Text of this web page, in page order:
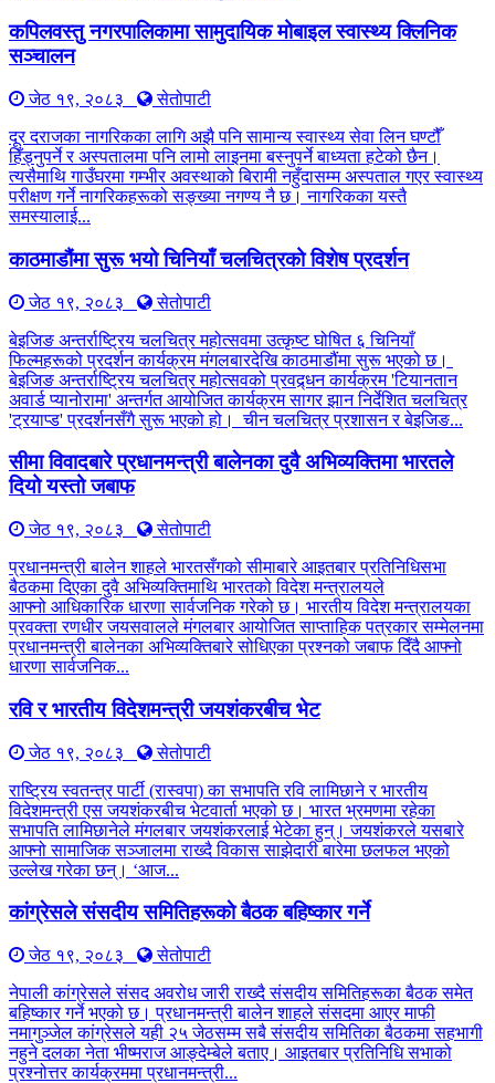
कपिलवस्तु नगरपालिकामा सामुदायिक मोबाइल स्वास्थ्य क्लिनिक
सञ्चालन
जेठ १९, २०८३
सेतोपाटी
दूर दराजका नागरिकका लागि अझै पनि सामान्य स्वास्थ्य सेवा लिन घण्टौँ
हिँड्नुपर्ने र अस्पतालमा पनि लामो लाइनमा बस्नुपर्ने बाध्यता हटेको छैन।
त्यसैमाथि गाउँघरमा गम्भीर अवस्थाको बिरामी नहुँदासम्म अस्पताल गएर स्वास्थ्य
परीक्षण गर्ने नागरिकहरूको सङ्ख्या नगण्य नै छ। नागरिकका यस्तै
समस्यालाई...
काठमाडौंमा सुरू भयो चिनियाँ चलचित्रको विशेष प्रदर्शन
जेठ १९, २०८३
सेतोपाटी
बेइजिङ अन्तर्राष्ट्रिय चलचित्र महोत्सवमा उत्कृष्ट घोषित ६ चिनियाँ
फिल्महरूको प्रदर्शन कार्यक्रम मंगलबारदेखि काठमाडौंमा सुरू भएको छ।
बेइजिङ अन्तर्राष्ट्रिय चलचित्र महोत्सवको प्रवद्र्धन कार्यक्रम 'टियानतान
अवार्ड प्यानोरामा' अन्तर्गत आयोजित कार्यक्रम सागर झान निर्देशित चलचित्र
'ट्रयाप्ड' प्रदर्शनसँगै सुरू भएको हो। चीन चलचित्र प्रशासन र बेइजिङ...
सीमा विवादबारे प्रधानमन्त्री बालेनका दुवै अभिव्यक्तिमा भारतले
दियो यस्तो जबाफ
जेठ १९, २०८३
सेतोपाटी
प्रधानमन्त्री बालेन शाहले भारतसँगको सीमाबारे आइतबार प्रतिनिधिसभा
बैठकमा दिएका दुवै अभिव्यक्तिमाथि भारतको विदेश मन्त्रालयले
आफ्नो आधिकारिक धारणा सार्वजनिक गरेको छ। भारतीय विदेश मन्त्रालयका
प्रवक्ता रणधीर जयसवालले मंगलबार आयोजित साप्ताहिक पत्रकार सम्मेलनमा
प्रधानमन्त्री बालेनका अभिव्यक्तिबारे सोधिएका प्रश्नको जबाफ दिँदै आफ्नो
धारणा सार्वजनिक...
रवि र भारतीय विदेशमन्त्री जयशंकरबीच भेट
जेठ १९, २०८३
सेतोपाटी
राष्ट्रिय स्वतन्त्र पार्टी (रास्वपा) का सभापति रवि लामिछाने र भारतीय
विदेशमन्त्री एस जयशंकरबीच भेटवार्ता भएको छ। भारत भ्रमणमा रहेका
सभापति लामिछानेले मंगलबार जयशंकरलाई भेटेका हुन्। जयशंकरले यसबारे
आफ्नो सामाजिक सञ्जालमा राख्दै विकास साझेदारी बारेमा छलफल भएको
उल्लेख गरेका छन्। ‘आज...
कांग्रेसले संसदीय समितिहरूकाे बैठक बहिष्कार गर्ने
जेठ १९, २०८३
सेतोपाटी
नेपाली कांग्रेसले संसद अवरोध जारी राख्दै संसदीय समितिहरूका बैठक समेत
बहिष्कार गर्ने भएको छ। प्रधानमन्त्री बालेन शाहले संसदमा आएर माफी
नमागुञ्जेल कांग्रेसले यही २५ जेठसम्म सबै संसदीय समितिका बैठकमा सहभागी
नहुने दलका नेता भीष्मराज आङ्देम्बेले बताए। आइतबार प्रतिनिधि सभाको
प्रश्नोत्तर कार्यक्रममा प्रधानमन्त्री...